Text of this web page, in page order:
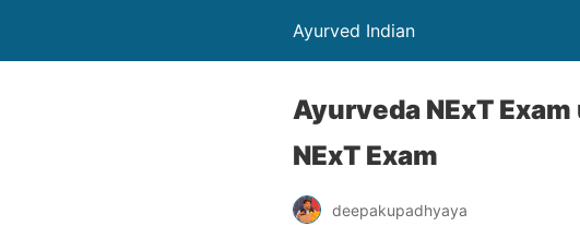
Ayurved Indian
Ayurveda NExT Exam
NExT Exam
deepakupadhyaya